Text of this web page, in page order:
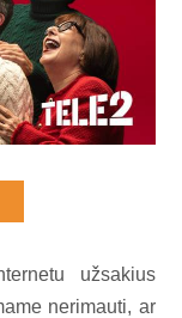
užsakius
nerimauti, ar